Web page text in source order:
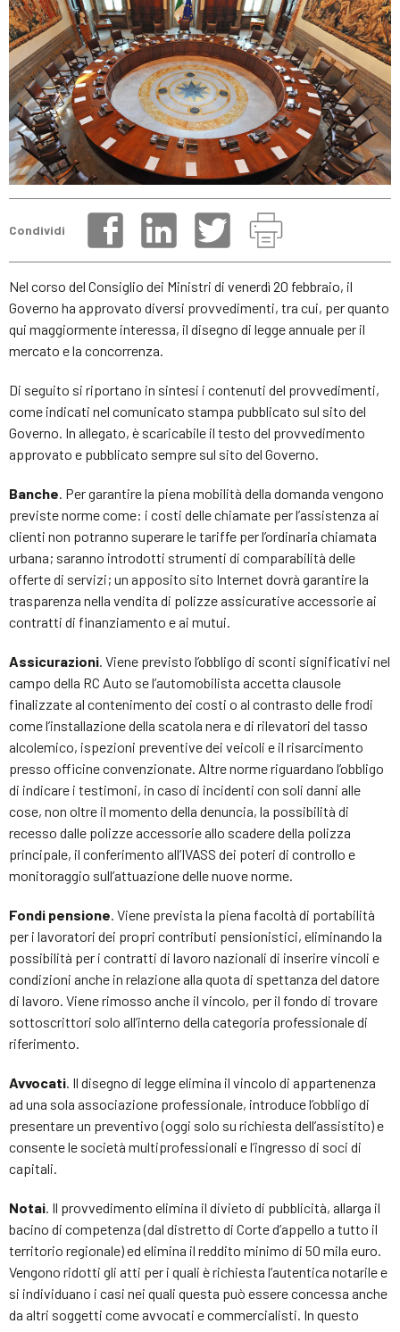
Condividi
Nel corso del Consiglio dei Ministri di venerdì 20 febbraio, il
Governo ha approvato diversi provvedimenti, tra cui, per quanto
qui maggiormente interessa, il disegno di legge annuale per il
mercato e la concorrenza.
Di seguito si riportano in sintesi i contenuti del provvedimenti,
come indicati nel comunicato stampa pubblicato sul sito del
Governo. In allegato, è scaricabile il testo del provvedimento
approvato e pubblicato sempre sul sito del Governo.
Banche. Per garantire la piena mobilità della domanda vengono
previste norme come: i costi delle chiamate per l’assistenza ai
clienti non potranno superare le tariffe per l’ordinaria chiamata
urbana; saranno introdotti strumenti di comparabilità delle
offerte di servizi; un apposito sito Internet dovrà garantire la
trasparenza nella vendita di polizze assicurative accessorie ai
contratti di finanziamento e ai mutui.
Assicurazioni. Viene previsto l’obbligo di sconti significativi nel
campo della RC Auto se l’automobilista accetta clausole
finalizzate al contenimento dei costi o al contrasto delle frodi
come l’installazione della scatola nera e di rilevatori del tasso
alcolemico, ispezioni preventive dei veicoli e il risarcimento
presso officine convenzionate. Altre norme riguardano l’obbligo
di indicare i testimoni, in caso di incidenti con soli danni alle
cose, non oltre il momento della denuncia, la possibilità di
recesso dalle polizze accessorie allo scadere della polizza
principale, il conferimento all’IVASS dei poteri di controllo e
monitoraggio sull’attuazione delle nuove norme.
Fondi pensione. Viene prevista la piena facoltà di portabilità
per i lavoratori dei propri contributi pensionistici, eliminando la
possibilità per i contratti di lavoro nazionali di inserire vincoli e
condizioni anche in relazione alla quota di spettanza del datore
di lavoro. Viene rimosso anche il vincolo, per il fondo di trovare
sottoscrittori solo all’interno della categoria professionale di
riferimento.
Avvocati. Il disegno di legge elimina il vincolo di appartenenza
ad una sola associazione professionale, introduce l’obbligo di
presentare un preventivo (oggi solo su richiesta dell’assistito) e
consente le società multiprofessionali e l’ingresso di soci di
capitali.
Notai. Il provvedimento elimina il divieto di pubblicità, allarga il
bacino di competenza (dal distretto di Corte d’appello a tutto il
territorio regionale) ed elimina il reddito minimo di 50 mila euro.
Vengono ridotti gli atti per i quali è richiesta l’autentica notarile e
si individuano i casi nei quali questa può essere concessa anche
da altri soggetti come avvocati e commercialisti. In questo